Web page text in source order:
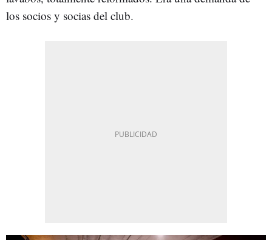
los socios y socias del club.